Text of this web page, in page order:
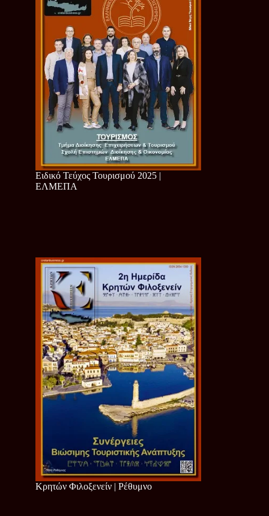
Ειδικό Τεύχος Τουρισμού 2025 |
ΕΛΜΕΠΑ
Κρητών Φιλοξενείν | Ρέθυμνο